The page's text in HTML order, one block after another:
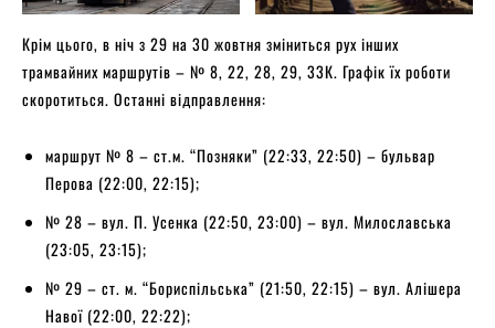
Крім цього, в ніч з 29 на 30 жовтня зміниться рух інших
трамвайних маршрутів – № 8, 22, 28, 29, 33К. Графік їх роботи
скоротиться. Останні відправлення:
маршрут № 8 – ст.м. “Позняки” (22:33, 22:50) – бульвар
Перова (22:00, 22:15);
№ 28 – вул. П. Усенка (22:50, 23:00) – вул. Милославська
(23:05, 23:15);
№ 29 – ст. м. “Бориспільська” (21:50, 22:15) – вул. Алішера
Навої (22:00, 22:22);